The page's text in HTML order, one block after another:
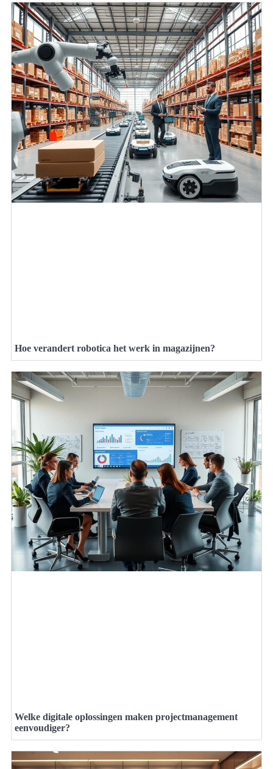
Hoe verandert robotica het werk in magazijnen?
Welke digitale oplossingen maken projectmanagement
eenvoudiger?